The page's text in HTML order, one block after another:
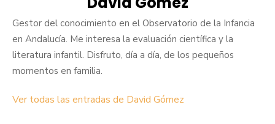
Gestor del conocimiento en el Observatorio de la Infancia
en Andalucía. Me interesa la evaluación científica y la
literatura infantil. Disfruto, día a día, de los pequeños
momentos en familia.
Ver todas las entradas de David Gómez